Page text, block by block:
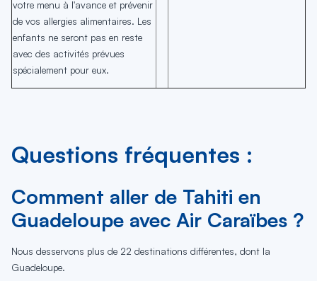
votre menu à l'avance et prévenir
de vos allergies alimentaires. Les
enfants ne seront pas en reste
avec des activités prévues
spécialement pour eux.
Questions fréquentes :
Comment aller de Tahiti en
Guadeloupe avec Air Caraïbes ?
Nous desservons plus de 22 destinations différentes, dont la
Guadeloupe.